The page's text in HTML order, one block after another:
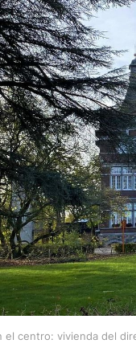
centro: vivienda del